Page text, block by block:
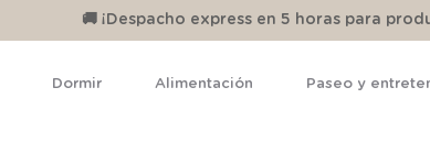
🚚 ¡Despacho express en 5 horas para
Dormir Alimentación Paseo y